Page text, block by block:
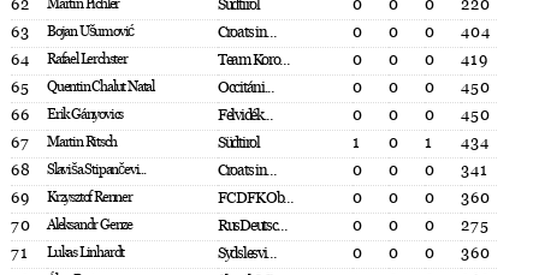
62
Martin Pichler Südtirol 0 0 0
220
63
Bojan Ušumović Croats in... 0 0 0
404
64
Rafael Lerchster Team Koro... 0 0 0
419
65
Quentin Chalut Natal Occitáni... 0 0 0
450
66
Erik Gányovics Felvidék... 0 0 0
450
67
Martin Ritsch Südtirol 1 0 1
434
68
Slaviša Stipančevi... Croats in... 0 0 0
341
69
Krzysztof Renner FC DFK Ob... 0 0 0
360
70
Aleksandr Genze RusDeutsc... 0 0 0
275
71
Lukas Linhardt Sydslesvi... 0 0 0
360